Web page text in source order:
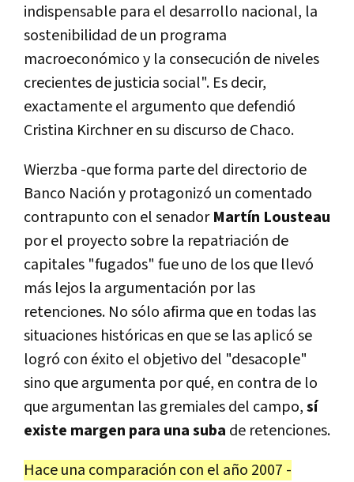
indispensable para el desarrollo nacional, la
sostenibilidad de un programa
macroeconómico y la consecución de niveles
crecientes de justicia social". Es decir,
exactamente el argumento que defendió
Cristina Kirchner en su discurso de Chaco.
Wierzba -que forma parte del directorio de
Banco Nación y protagonizó un comentado
contrapunto con el senadorMartín Lousteau
por el proyecto sobre la repatriación de
capitales "fugados" fue uno de los que llevó
más lejos la argumentación por las
retenciones. No sólo afirma que en todas las
situaciones históricas en que se las aplicó se
logró con éxito el objetivo del "desacople"
sino que argumenta por qué, en contra de lo
que argumentan las gremiales del campo,sí
existe margen para una suba de retenciones.
Hace una comparación con el año 2007 -